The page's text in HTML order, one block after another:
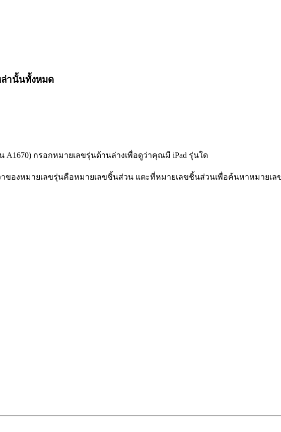
านั้นทั้งหมด
A1670) กรอกหมายเลขรุ่นด้านล่างเพื่อดูว่าคุณมี iPad รุ่นใด
าของหมายเลขรุ่นคือหมายเลขชิ้นส่วน แตะที่หมายเลขชิ้นส่วนเพื่อค้นหาหมายเล